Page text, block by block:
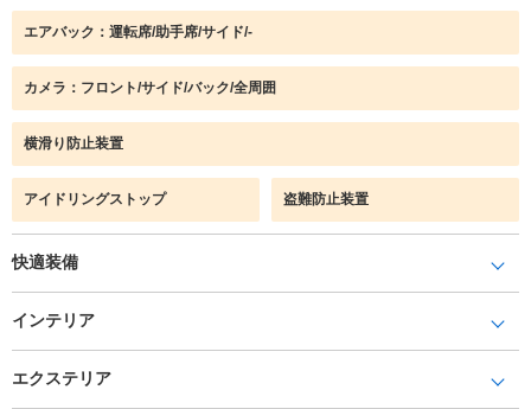
エアバック：運転席/助手席/サイド/-
カメラ：フロント/サイド/バック/全周囲
横滑り防止装置
アイドリングストップ 盗難防止装置
快適装備
インテリア
エクステリア